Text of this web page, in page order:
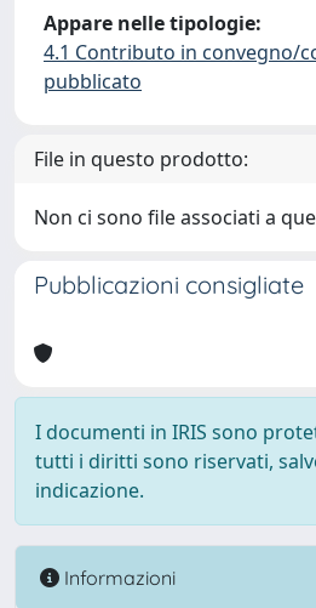
Appare nelle tipologie:
4.1 Contributo in convegno/
pubblicato
File in questo prodotto:
Non ci sono file associati a
Pubblicazioni consigliate
I documenti in IRIS sono
tutti i diritti sono riservati,
indicazione.
Informazioni